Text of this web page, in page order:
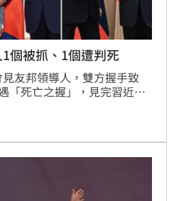
個被抓、1個遭判死
友邦領導人，雙方握手致
「死亡之握」，見完習近平
人逃往印度；尼泊爾總理
Maduro）被美國抓走。